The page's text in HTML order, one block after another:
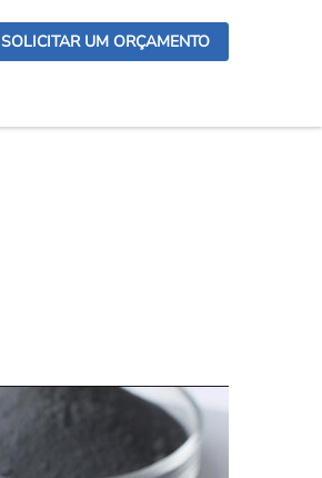
SOLICITAR UM ORÇAMENTO